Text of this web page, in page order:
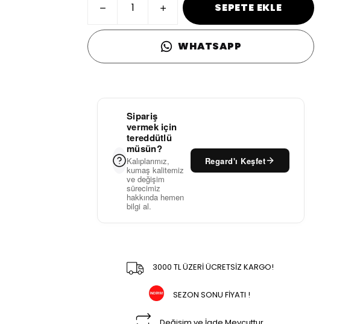
SEPETE EKLE
WHATSAPP
Sipariş
vermek için
tereddütlü
müsün?
Kalıplarımız,
kumaş kalitemiz
ve değişim
sürecimiz
hakkında hemen
bilgi al.
Regard'ı Keşfet
3000 TL ÜZERİ ÜCRETSİZ KARGO!
SEZON SONU FİYATI !